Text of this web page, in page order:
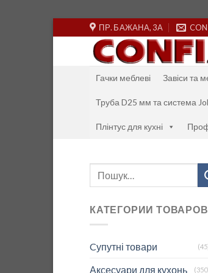
to
ПР. БАЖАНА, 3А
Гачки меблеві Завіси та
Труба D25 мм та система
Плінтус для кухні
Шукати:
КАТЕГОРИИ ТОВАРОВ
Cупутні товари
Аксесуари для кухонь